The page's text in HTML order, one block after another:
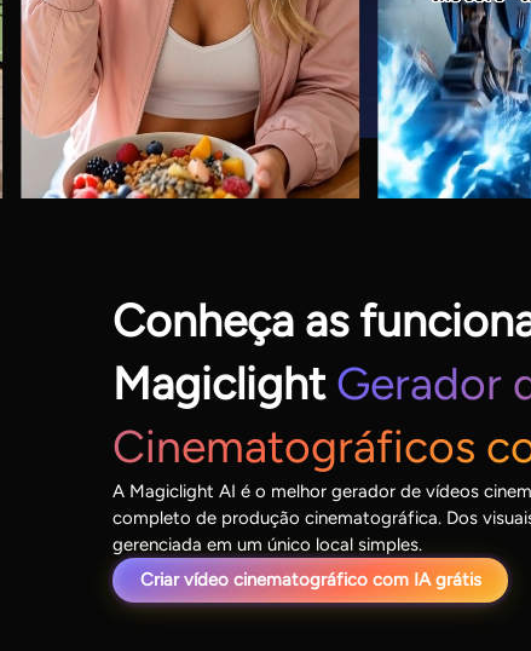
Conheça as
Magiclight Gerador
Cinematográficos
A Magiclight AI é o melhor gerador de vídeos
completo de produção cinematográfica. Dos
gerenciada em um único local simples.
Criar vídeo cinematográfico com IA grátis